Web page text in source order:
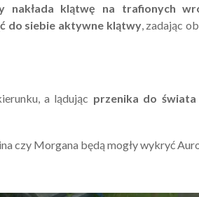
nakłada klątwę na trafionych
do siebie aktywne klątwy, zadając
a lądując przenika do
czy Morgana będą mogły wykryć